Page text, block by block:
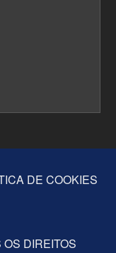
DE COOKIES
DIREITOS